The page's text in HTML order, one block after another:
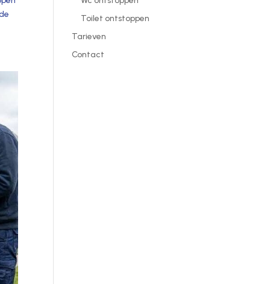
Toilet ontstoppen
Tarieven
Contact